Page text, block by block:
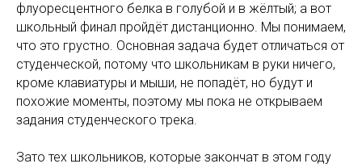
флуоресцентного белка в голубой и в жёлтый; а вот
школьный финал пройдёт дистанционно. Мы понимаем,
что это грустно. Основная задача будет отличаться от
студенческой, потому что школьникам в руки ничего,
кроме клавиатуры и мыши, не попадёт, но будут и
похожие моменты, поэтому мы пока не открываем
задания студенческого трека.
Зато тех школьников, которые закончат в этом году